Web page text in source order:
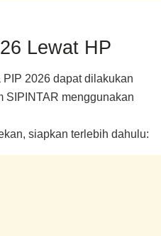
Lewat HP
2026 dapat dilakukan
SIPINTAR menggunakan
siapkan terlebih dahulu: